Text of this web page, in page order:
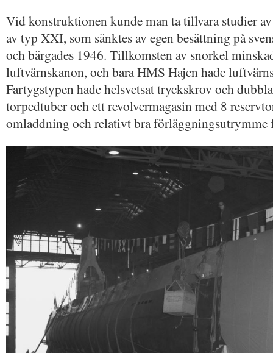
Vid konstruktionen kunde man ta tillvara studier
av typ XXI, som sänktes av egen besättning på
och bärgades 1946. Tillkomsten av snorkel
luftvärnskanon, och bara HMS Hajen hade
Fartygstypen hade helsvetsat tryckskrov och
torpedtuber och ett revolvermagasin med 8
omladdning och relativt bra förläggningsutrymme